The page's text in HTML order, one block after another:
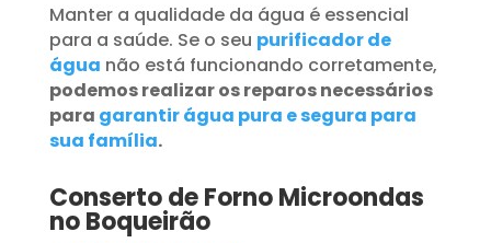
Manter a qualidade da água é essencial
para a saúde. Se o seu purificador de
água não está funcionando corretamente,
podemos realizar os reparos necessários
para garantir água pura e segura para
sua família.
Conserto de Forno Microondas
no Boqueirão